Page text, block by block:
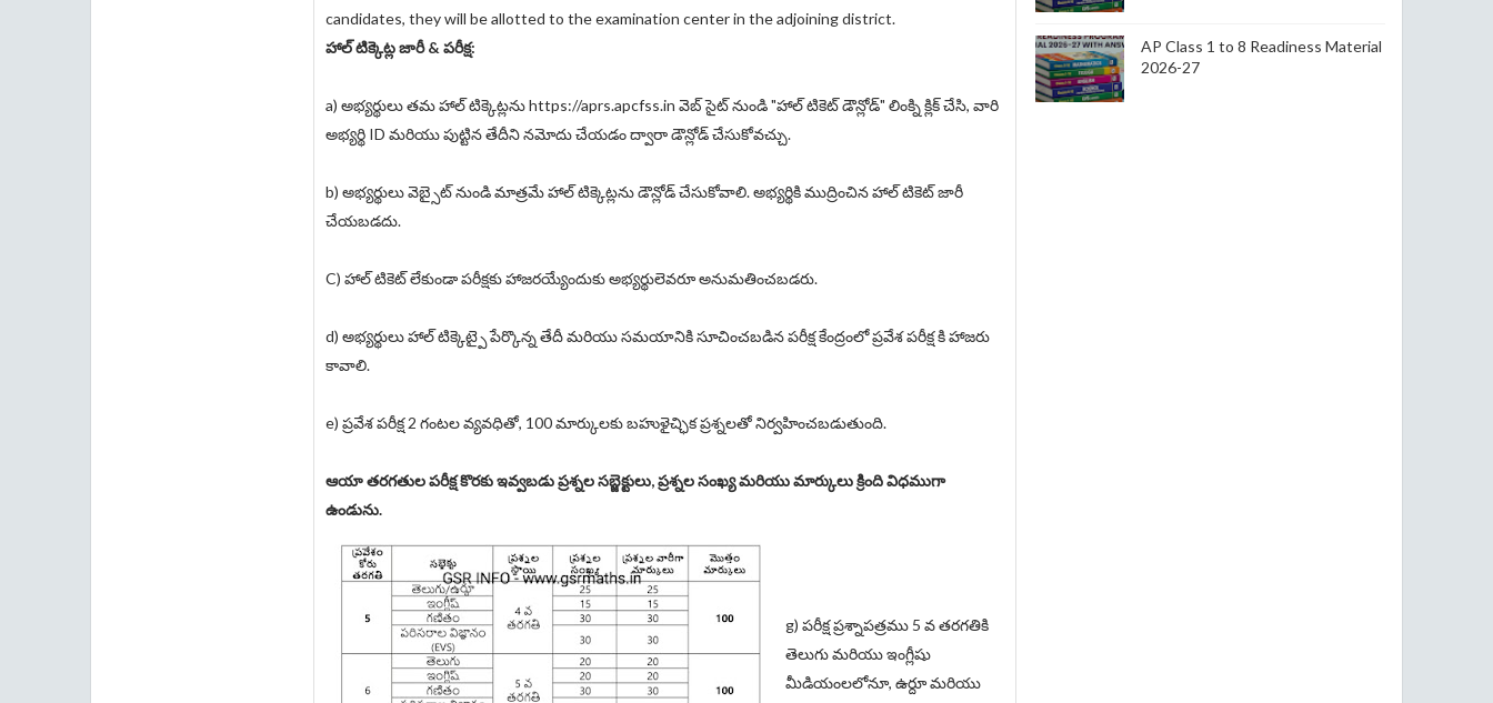
candidates, they will be allotted to the examination center in the adjoining district.
హాల్ టిక్కెట్ల జారీ & పరీక్ష:
a) అభ్యర్థులు తమ హాల్ టిక్కెట్లను https://aprs.apcfss.in వెబ్ సైట్ నుండి "హాల్ టికెట్ డౌన్లోడ్" లింక్ని క్లిక్ చేసి, వారి
అభ్యర్థి ID మరియు పుట్టిన తేదీని నమోదు చేయడం ద్వారా డౌన్లోడ్ చేసుకోవచ్చు.
b) అభ్యర్థులు వెబ్సైట్ నుండి మాత్రమే హాల్ టిక్కెట్లను డౌన్లోడ్ చేసుకోవాలి. అభ్యర్థికి ముద్రించిన హాల్ టికెట్ జారీ
చేయబడదు.
C) హాల్ టికెట్ లేకుండా పరీక్షకు హాజరయ్యేందుకు అభ్యర్థులెవరూ అనుమతించబడరు.
d) అభ్యర్థులు హాల్ టిక్కెట్పై పేర్కొన్న తేదీ మరియు సమయానికి సూచించబడిన పరీక్ష కేంద్రంలో ప్రవేశ పరీక్ష కి హాజరు
కావాలి.
e) ప్రవేశ పరీక్ష 2 గంటల వ్యవధితో, 100 మార్కులకు బహుళైచ్ఛిక ప్రశ్నలతో నిర్వహించబడుతుంది.
ఆయా తరగతుల పరీక్ష కొరకు ఇవ్వబడు ప్రశ్నల సబ్జెక్టులు, ప్రశ్నల సంఖ్య మరియు మార్కులు క్రింది విధముగా
ఉండును.
g) పరీక్ష ప్రశ్నాపత్రము 5 వ తరగతికి
తెలుగు మరియు ఇంగ్లీషు
మీడియంలలోనూ, ఉర్దూ మరియు
AP Class 1 to 8 Readiness Material
2026-27